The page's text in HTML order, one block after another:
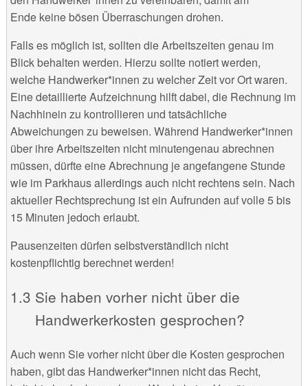
Ende keine bösen Überraschungen drohen.
Falls es möglich ist, sollten die Arbeitszeiten genau im
Blick behalten werden. Hierzu sollte notiert werden,
welche Handwerker*innen zu welcher Zeit vor Ort waren.
Eine detaillierte Aufzeichnung hilft dabei, die Rechnung im
Nachhinein zu kontrollieren und tatsächliche
Abweichungen zu beweisen. Während Handwerker*innen
über ihre Arbeitszeiten nicht minutengenau abrechnen
müssen, dürfte eine Abrechnung je angefangene Stunde
wie im Parkhaus allerdings auch nicht rechtens sein. Nach
aktueller Rechtsprechung ist ein Aufrunden auf volle 5 bis
15 Minuten jedoch erlaubt.
Pausenzeiten dürfen selbstverständlich nicht
kostenpflichtig berechnet werden!
Sie haben vorher nicht über die
Handwerkerkosten gesprochen?
Auch wenn Sie vorher nicht über die Kosten gesprochen
haben, gibt das Handwerker*innen nicht das Recht,